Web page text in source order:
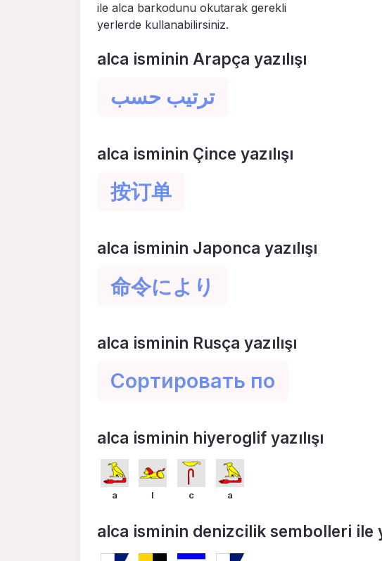
ile alca barkodunu okutarak gerekli
yerlerde kullanabilirsiniz.
alca isminin Arapça yazılışı
ترتيب حسب
alca isminin Çince yazılışı
按订单
alca isminin Japonca yazılışı
命令により
alca isminin Rusça yazılışı
Сортировать по
alca isminin hiyeroglif yazılışı
a l c a
alca isminin denizcilik sembolleri ile